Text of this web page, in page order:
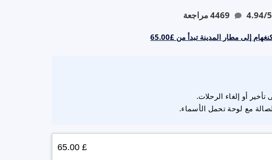
4.94/5
4469مراجعة
إلى مطار المدينة تبدأ من £65.00
أو إلغاء الرحلات.
مع لوحة تحمل الأسماء.
£ 65.00